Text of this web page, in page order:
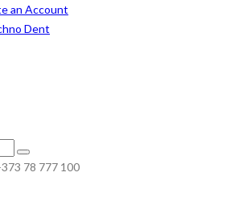
an Account
78 777 100